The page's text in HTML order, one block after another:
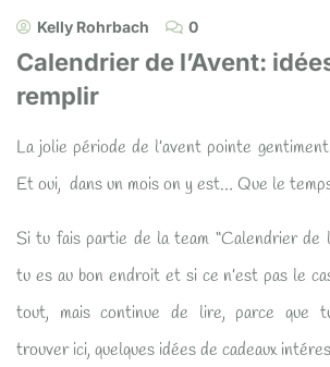
Kelly Rohrbach 0
Calendrier de l’Avent:
remplir
La jolie période de l’avent pointe
Et oui, dans un mois on y est… Que le
Si tu fais partie de la team “Calendrier de
tu es au bon endroit et si ce n’est pas le
tout, mais continue de lire, parce que
trouver ici, quelques idées de cadeaux